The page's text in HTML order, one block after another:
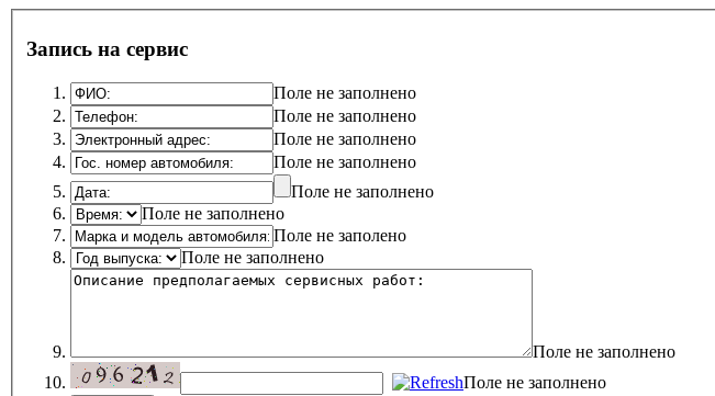
Запись на сервис
Поле не заполнено
Поле не заполнено
Поле не заполнено
Поле не заполнено
Поле не заполнено
Поле не заполнено
Поле не заполено
Поле не заполнено
Поле не заполнено
Поле не заполнено